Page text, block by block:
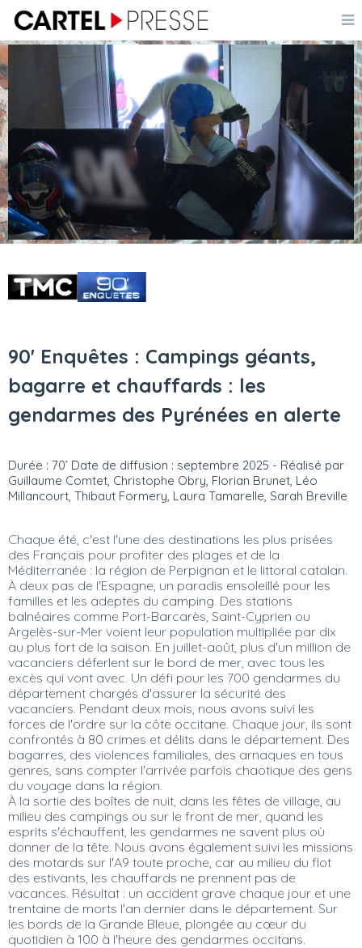
90' Enquêtes : Campings géants,
bagarre et chauffards : les
gendarmes des Pyrénées en alerte
Durée : 70’ Date de diffusion : septembre 2025 - Réalisé par
Guillaume Comtet, Christophe Obry, Florian Brunet, Léo
Millancourt, Thibaut Formery, Laura Tamarelle, Sarah Breville
Chaque été, c'est l'une des destinations les plus prisées
des Français pour profiter des plages et de la
Méditerranée : la région de Perpignan et le littoral catalan.
À deux pas de l'Espagne, un paradis ensoleillé pour les
familles et les adeptes du camping. Des stations
balnéaires comme Port-Barcarès, Saint-Cyprien ou
Argelès-sur-Mer voient leur population multipliée par dix
au plus fort de la saison. En juillet-août, plus d'un million de
vacanciers déferlent sur le bord de mer, avec tous les
excès qui vont avec. Un défi pour les 700 gendarmes du
département chargés d'assurer la sécurité des
vacanciers. Pendant deux mois, nous avons suivi les
forces de l'ordre sur la côte occitane. Chaque jour, ils sont
confrontés à 80 crimes et délits dans le département. Des
bagarres, des violences familiales, des arnaques en tous
genres, sans compter l'arrivée parfois chaotique des gens
du voyage dans la région.
À la sortie des boîtes de nuit, dans les fêtes de village, au
milieu des campings ou sur le front de mer, quand les
esprits s'échauffent, les gendarmes ne savent plus où
donner de la tête. Nous avons également suivi les missions
des motards sur l'A9 toute proche, car au milieu du flot
des estivants, les chauffards ne prennent pas de
vacances. Résultat : un accident grave chaque jour et une
trentaine de morts l'an dernier dans le département. Sur
les bords de la Grande Bleue, plongée au cœur du
quotidien à 100 à l'heure des gendarmes occitans.